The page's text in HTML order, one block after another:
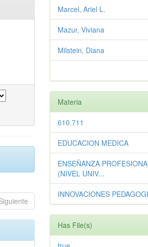
Marcel, Ariel L.
Mazur, Viviana
Milstein, Diana
Materia
610.711
EDUCACION MEDICA
ENSEÑANZA
(NIVEL UNIV...
INNOVACIONES
Has File(s)